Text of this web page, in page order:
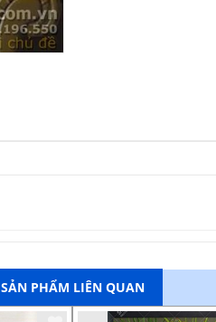
SẢN PHẨM LIÊN QUAN